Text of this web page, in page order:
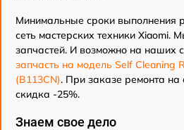
Минимальные сроки выполнения
сеть мастерских техники Xiaomi.
запчастей. И возможно на наших
запчасть на модель Self Cleaning
(B113CN). При заказе ремонта на
скидка -25%.
Знаем свое дело